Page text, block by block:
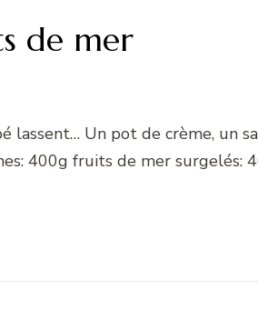
de mer
lassent… Un pot de crème, un
400g fruits de mer surgelés: